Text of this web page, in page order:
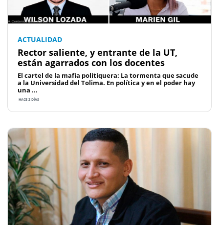
ACTUALIDAD
Rector saliente, y entrante de la UT,
están agarrados con los docentes
El cartel de la mafia politiquera: La tormenta que sacude
a la Universidad del Tolima. En política y en el poder hay
una ...
HACE 2 DÍAS